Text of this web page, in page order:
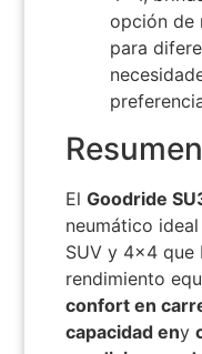
opción de
para
El Goodride
neumático
SUV y 4×4 que
rendimiento
confort en
capacidad eny